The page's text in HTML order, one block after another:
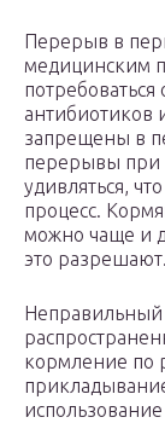
Перерыв в
медицинским
антибиотиков
запрещены в
перерывы при
удивляться,
процесс.
можно чаще и
это разрешают.
Неправильный
кормление по
использование